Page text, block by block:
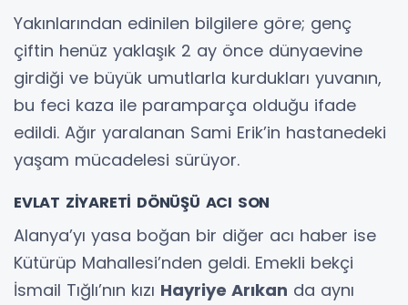
Yakınlarından edinilen bilgilere göre; genç
çiftin henüz yaklaşık 2 ay önce dünyaevine
girdiği ve büyük umutlarla kurdukları yuvanın,
bu feci kaza ile paramparça olduğu ifade
edildi. Ağır yaralanan Sami Erik’in hastanedeki
yaşam mücadelesi sürüyor.
EVLAT ZİYARETİ DÖNÜŞÜ ACI SON
Alanya’yı yasa boğan bir diğer acı haber ise
Kütürüp Mahallesi’nden geldi. Emekli bekçi
İsmail Tığlı’nın kızı Hayriye Arıkan da aynı